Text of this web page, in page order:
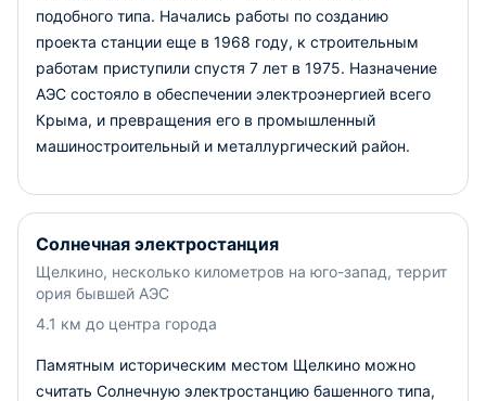
подобного типа. Начались работы по созданию
проекта станции еще в 1968 году, к строительным
работам приступили спустя 7 лет в 1975. Назначение
АЭС состояло в обеспечении электроэнергией всего
Крыма, и превращения его в промышленный
машиностроительный и металлургический район.
Солнечная электростанция
Щелкино, несколько километров на юго-запад, террит
ория бывшей АЭС
4.1 км до центра города
Памятным историческим местом Щелкино можно
считать Солнечную электростанцию башенного типа,